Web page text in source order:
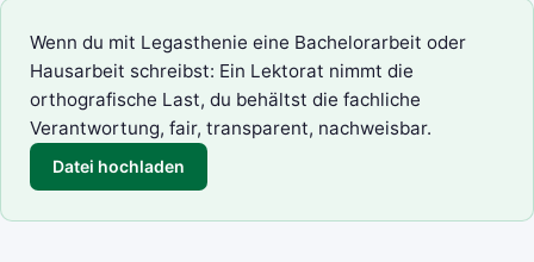
Wenn du mit Legasthenie eine Bachelorarbeit oder
Hausarbeit schreibst: Ein Lektorat nimmt die
orthografische Last, du behältst die fachliche
Verantwortung, fair, transparent, nachweisbar.
Datei hochladen